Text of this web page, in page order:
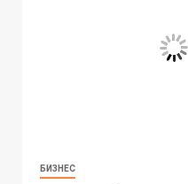
БИЗНЕС